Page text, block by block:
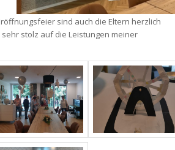
sind auch die Eltern herzlich
stolz auf die Leistungen meiner